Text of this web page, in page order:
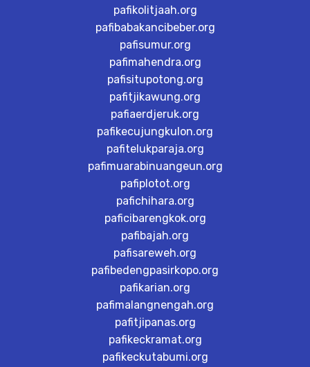
pafikolitjaah.org
pafibabakancibeber.org
pafisumur.org
pafimahendra.org
pafisitupotong.org
pafitjikawung.org
pafiaerdjeruk.org
pafikecujungkulon.org
pafitelukparaja.org
pafimuarabinuangeun.org
pafiplotot.org
pafichihara.org
paficibarengkok.org
pafibajah.org
pafisareweh.org
pafibedengpasirkopo.org
pafikarian.org
pafimalangnengah.org
pafitjipanas.org
pafikeckramat.org
pafikeckutabumi.org